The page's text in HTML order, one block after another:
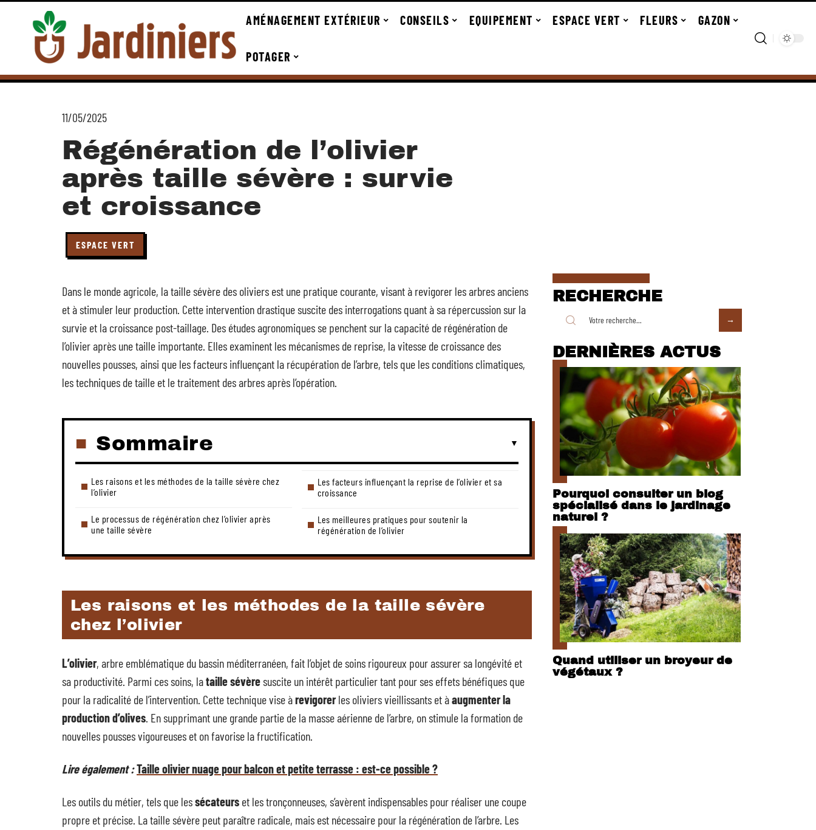
AMÉNAGEMENT EXTÉRIEUR CONSEILS EQUIPEMENT ESPACE VERT FLEURS GAZON
POTAGER
11/05/2025
Régénération de l’olivier
après taille sévère : survie
et croissance
ESPACE VERT
Dans le monde agricole, la taille sévère des oliviers est une pratique courante, visant à revigorer les arbres anciens
et à stimuler leur production. Cette intervention drastique suscite des interrogations quant à sa répercussion sur la
survie et la croissance post-taillage. Des études agronomiques se penchent sur la capacité de régénération de
l’olivier après une taille importante. Elles examinent les mécanismes de reprise, la vitesse de croissance des
nouvelles pousses, ainsi que les facteurs influençant la récupération de l’arbre, tels que les conditions climatiques,
les techniques de taille et le traitement des arbres après l’opération.
Sommaire
Les raisons et les méthodes de la taille sévère chez
l’olivier
Le processus de régénération chez l’olivier après
une taille sévère
Les facteurs influençant la reprise de l’olivier et sa
croissance
Les meilleures pratiques pour soutenir la
régénération de l’olivier
Les raisons et les méthodes de la taille sévère
chez l’olivier
L’olivier, arbre emblématique du bassin méditerranéen, fait l’objet de soins rigoureux pour assurer sa longévité et
sa productivité. Parmi ces soins, lataille sévèresuscite un intérêt particulier tant pour ses effets bénéfiques que
pour la radicalité de l’intervention. Cette technique vise àrevigorerles oliviers vieillissants et àaugmenter la
production d’olives. En supprimant une grande partie de la masse aérienne de l’arbre, on stimule la formation de
nouvelles pousses vigoureuses et on favorise la fructification.
Lire également :Taille olivier nuage pour balcon et petite terrasse : est-ce possible ?
Les outils du métier, tels que lessécateurs et les tronçonneuses, s’avèrent indispensables pour réaliser une coupe
propre et précise. La taille sévère peut paraître radicale, mais est nécessaire pour la régénération de l’arbre. Les
RECHERCHE
DERNIÈRES ACTUS
Pourquoi consulter un blog
spécialisé dans le jardinage
naturel ?
Quand utiliser un broyeur de
végétaux ?